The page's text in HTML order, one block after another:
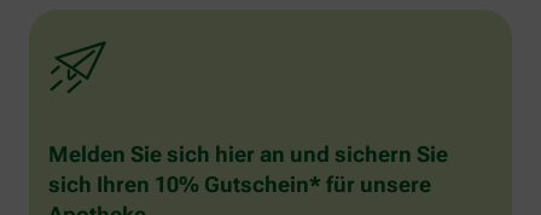
Melden Sie sich hier an und sichern Sie
sich Ihren 10% Gutschein* für unsere